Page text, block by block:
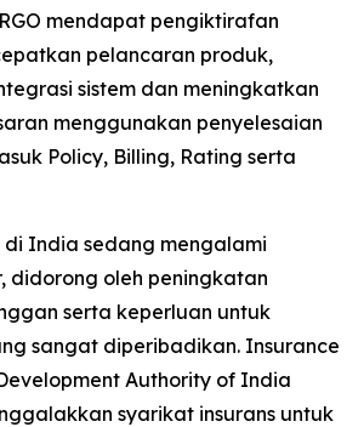
mendapat pengiktirafan
pelancaran produk,
sistem dan meningkatkan
menggunakan penyelesaian
Policy, Billing, Rating serta
di India sedang mengalami
didorong oleh peningkatan
serta keperluan untuk
sangat diperibadikan. Insurance
Authority of India
syarikat insurans untuk